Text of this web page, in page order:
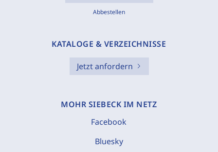
Abbestellen
KATALOGE & VERZEICHNISSE
Jetzt anfordern
MOHR SIEBECK IM NETZ
Facebook
Bluesky